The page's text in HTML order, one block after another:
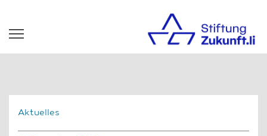
Aktuelles